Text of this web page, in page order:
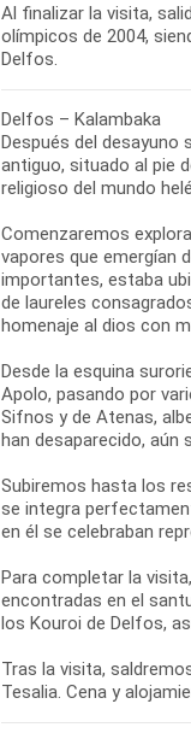
Al finalizar la visita,
olímpicos de 2004,
Delfos – Kalambaka
Después del desayuno
antiguo, situado al pie
religioso del mundo
Comenzaremos
vapores que emergían
importantes, estaba
de laureles
homenaje al dios con
Desde la esquina
Apolo, pasando por
Sifnos y de Atenas,
han desaparecido, aún
Subiremos hasta los
se integra
en él se celebraban
Para completar la
encontradas en el
los Kouroi de Delfos,
Tras la visita,